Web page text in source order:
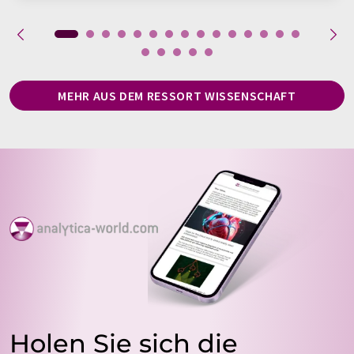
MEHR AUS DEM RESSORT WISSENSCHAFT
Holen Sie sich die